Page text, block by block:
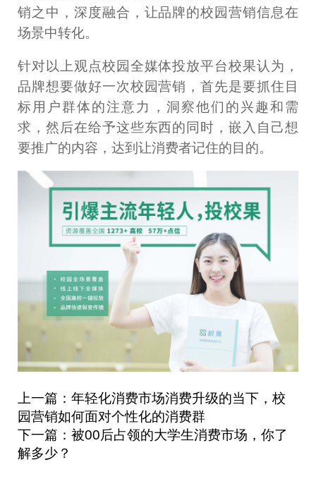
销之中，深度融合，让品牌的校园营销信息在
场景中转化。
针对以上观点校园全媒体投放平台校果认为，
品牌想要做好一次校园营销，首先是要抓住目
标用户群体的注意力，洞察他们的兴趣和需
求，然后在给予这些东西的同时，嵌入自己想
要推广的内容，达到让消费者记住的目的。
上一篇：年轻化消费市场消费升级的当下，校
园营销如何面对个性化的消费群
下一篇：被00后占领的大学生消费市场，你了
解多少？